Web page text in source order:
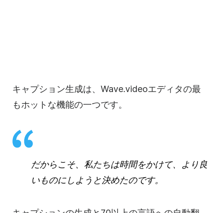
キャプション生成は、Wave.videoエディタの最
もホットな機能の一つです。
だからこそ、私たちは時間をかけて、より良
いものにしようと決めたのです。